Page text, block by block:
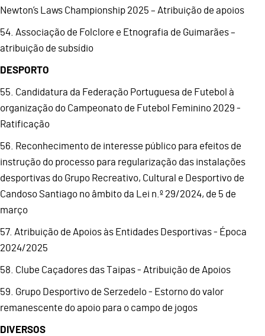
Newton’s Laws Championship 2025 – Atribuição de apoios
54. Associação de Folclore e Etnografia de Guimarães –
atribuição de subsídio
DESPORTO
55. Candidatura da Federação Portuguesa de Futebol à
organização do Campeonato de Futebol Feminino 2029 -
Ratificação
56. Reconhecimento de interesse público para efeitos de
instrução do processo para regularização das instalações
desportivas do Grupo Recreativo, Cultural e Desportivo de
Candoso Santiago no âmbito da Lei n.º 29/2024, de 5 de
março
57. Atribuição de Apoios às Entidades Desportivas - Época
2024/2025
58. Clube Caçadores das Taipas - Atribuição de Apoios
59. Grupo Desportivo de Serzedelo - Estorno do valor
remanescente do apoio para o campo de jogos
DIVERSOS